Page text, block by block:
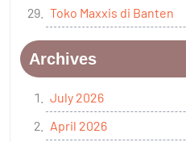
Toko Maxxis di Banten
Archives
July 2026
April 2026